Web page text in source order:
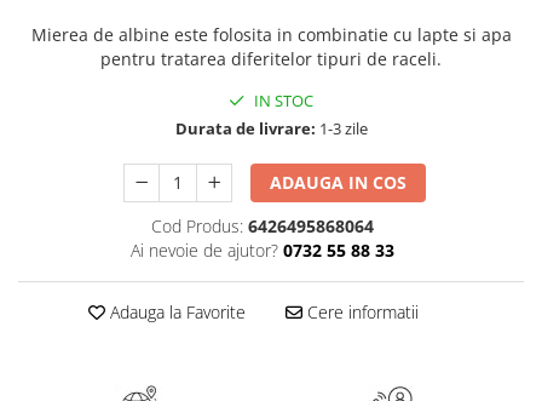
Elevi de 10 plus
Lecturi Scolare
Manuale - Carte Scolara
Clasa a IV-a
Clasa a V-a
Mierea de albine este folosita in combinatie cu lapte si apa
pentru tratarea diferitelor tipuri de raceli.
IN STOC
Durata de livrare: 1-3 zile
ADAUGA IN COS
Cod Produs: 6426495868064
Ai nevoie de ajutor? 0732 55 88 33
Adauga la Favorite Cere informatii